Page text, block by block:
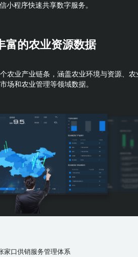
小程序快速共享数字服务。
富的农业资源数据
农业产业链条，涵盖农业环境与资源、农
场和农业管理等领域数据。
家口供销服务管理体系